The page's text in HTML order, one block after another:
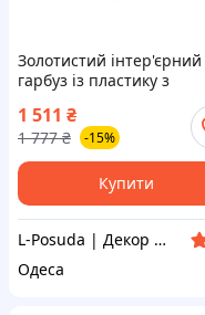
Золотистий інтер'єрний
гарбуз із пластику з
глітерним посипанням
см.
1 511 ₴
1 777 ₴ -15%
Купити
L-Posuda | Декор та посуда для вашего дома
Одеса